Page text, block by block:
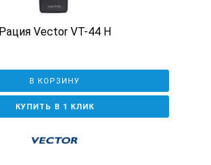
Рация Vector VT-44 H
В КОРЗИНУ
КУПИТЬ В 1 КЛИК